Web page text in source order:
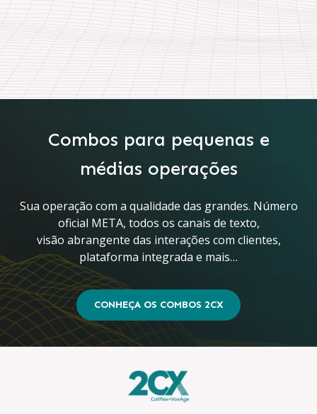
Combos para pequenas e
médias operações
Sua operação com a qualidade das grandes. Número
oficial META, todos os canais de texto,
visão abrangente das interações com clientes,
plataforma integrada e mais…
CONHEÇA OS COMBOS 2CX